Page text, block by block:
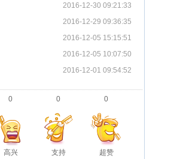
2016-12-30 09:21:33
2016-12-29 09:36:35
2016-12-05 15:15:51
2016-12-05 10:07:50
2016-12-01 09:54:52
0
高兴
0
支持
0
超赞